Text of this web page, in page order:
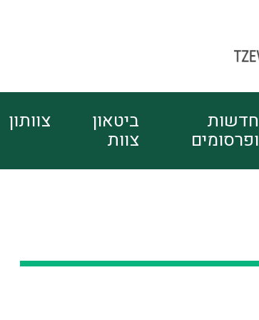
חדשות
ופרסומים
ביטאון
צוות
צוותון